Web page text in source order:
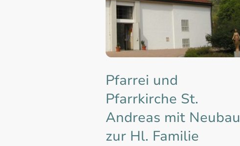
Pfarrei und
Pfarrkirche St.
Andreas mit Neubau
zur Hl. Familie